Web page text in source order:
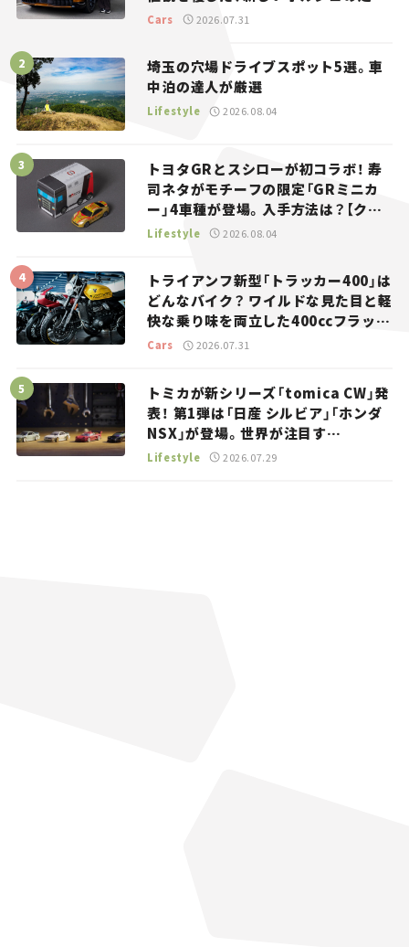
り。
Cars 2026.07.31
埼玉の穴場ドライブスポット5選。車
中泊の達人が厳選
Lifestyle 2026.08.04
トヨタGRとスシローが初コラボ！ 寿
司ネタがモチーフの限定「GRミニカ
ー」4車種が登場。入手方法は？【クル
マとホビー】
Lifestyle 2026.08.04
トライアンフ新型「トラッカー400」は
どんなバイク？ ワイルドな見た目と軽
快な乗り味を両立した400ccフラット
トラッカー【試乗レビュー】
Cars 2026.07.31
トミカが新シリーズ「tomica CW」発
表！ 第1弾は「日産 シルビア」「ホンダ
NSX」が登場。世界が注目す
る“JDM”に焦点【クルマとホビー】
Lifestyle 2026.07.29